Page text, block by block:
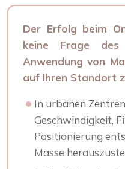
Der Erfolg beim
keine Frage
Anwendung von
auf Ihren Standort
In urbanen
Geschwindigkeit,
Positionierung
Masse